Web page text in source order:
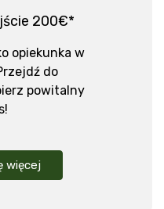
200€*
opiekunka w
do
powitalny
więcej